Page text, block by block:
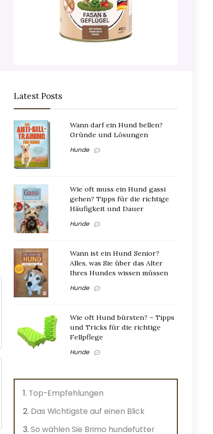
Latest Posts
Wann darf ein Hund bellen?
Gründe und Lösungen
Hunde
Wie oft muss ein Hund gassi
gehen? Tipps für die richtige
Häufigkeit und Dauer
Hunde
Wann ist ein Hund Senior?
Alles, was Sie über das Alter
Ihres Hundes wissen müssen
Hunde
Wie oft Hund bürsten? – Tipps
und Tricks für die richtige
Fellpflege
Hunde
Top-Empfehlungen
Das Wichtigste auf einen Blick
So wählen Sie Brimo hundefutter